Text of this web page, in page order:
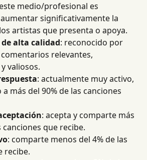
medio/profesional es
significativamente la
artistas que presenta o apoya.
alta calidad: reconocido por
relevantes,
valiosos.
: actualmente muy activo,
más del 90% de las canciones
: acepta y comparte más
canciones que recibe.
: comparte menos del 4% de las
recibe.